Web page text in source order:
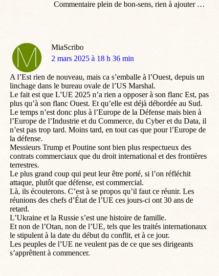
Commentaire plein de bon-sens, rien à ajouter …
MiaScribo
dit
2 mars 2025 à 18 h 36 min
A l’Est rien de nouveau, mais ca s’emballe à l’Ouest, depuis un
linchage dans le bureau ovale de l’US Marshal.
Le fait est que L’UE 2025 n’a rien a opposer à son flanc Est, pas
plus qu’à son flanc Ouest. Et qu’elle est déjà débordée au Sud.
Le temps n’est donc plus à l’Europe de la Défense mais bien à
l’Europe de l’Industrie et du Commerce, du Cyber et du Data, il
n’est pas trop tard. Moins tard, en tout cas que pour l’Europe de
la défense.
Messieurs Trump et Poutine sont bien plus respectueux des
contrats commerciaux que du droit international et des frontières
terrestres.
Le plus grand coup qui peut leur être porté, si l’on réfléchit
attaque, plutôt que défense, est commercial.
Là, ils écouterons. C’est à se propos qu’il faut ce réunir. Les
réunions des chefs d’État de l’UE ces jours-ci ont 30 ans de
retard.
L’Ukraine et la Russie s’est une histoire de famille.
Et non de l’Otan, non de l’UE, tels que les traités internationaux
le stipulent à la date du début du conflit, et à ce jour.
Les peuples de l’UE ne veulent pas de ce que ses dirigeants
s’apprêttent à commencer.